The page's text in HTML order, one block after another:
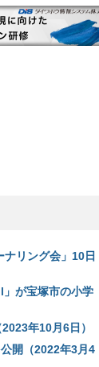
リング会」10日
が宝塚市の小学
年10月6日）
開（2022年3月4